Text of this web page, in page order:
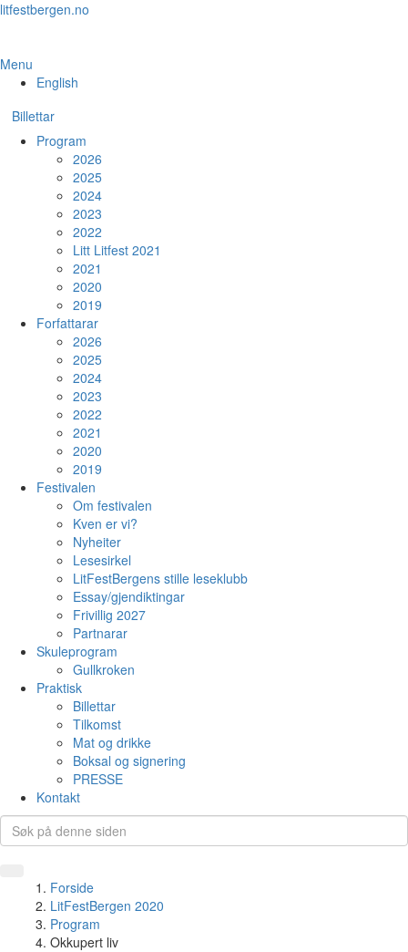
Skip
content
litfestbergen.no
Menu
English
Billettar
Program
2026
2025
2024
2023
2022
Litt Litfest 2021
2021
2020
2019
Forfattarar
2026
2025
2024
2023
2022
2021
2020
2019
Festivalen
Om festivalen
Kven er vi?
Nyheiter
Lesesirkel
LitFestBergens stille leseklubb
Essay/gjendiktingar
Frivillig 2027
Partnarar
Skuleprogram
Gullkroken
Praktisk
Billettar
Tilkomst
Mat og drikke
Boksal og signering
PRESSE
Kontakt
Forside
LitFestBergen 2020
Program
Okkupert liv